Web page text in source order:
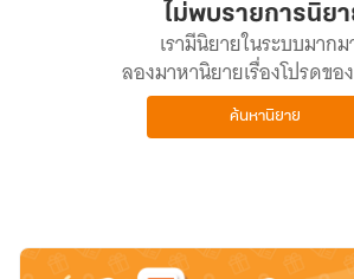
ไม่พบรายการนิย
เรามีนิยายในระบบมาก
ลองมาหานิยายเรื่องโปรดข
ค้นหานิยาย